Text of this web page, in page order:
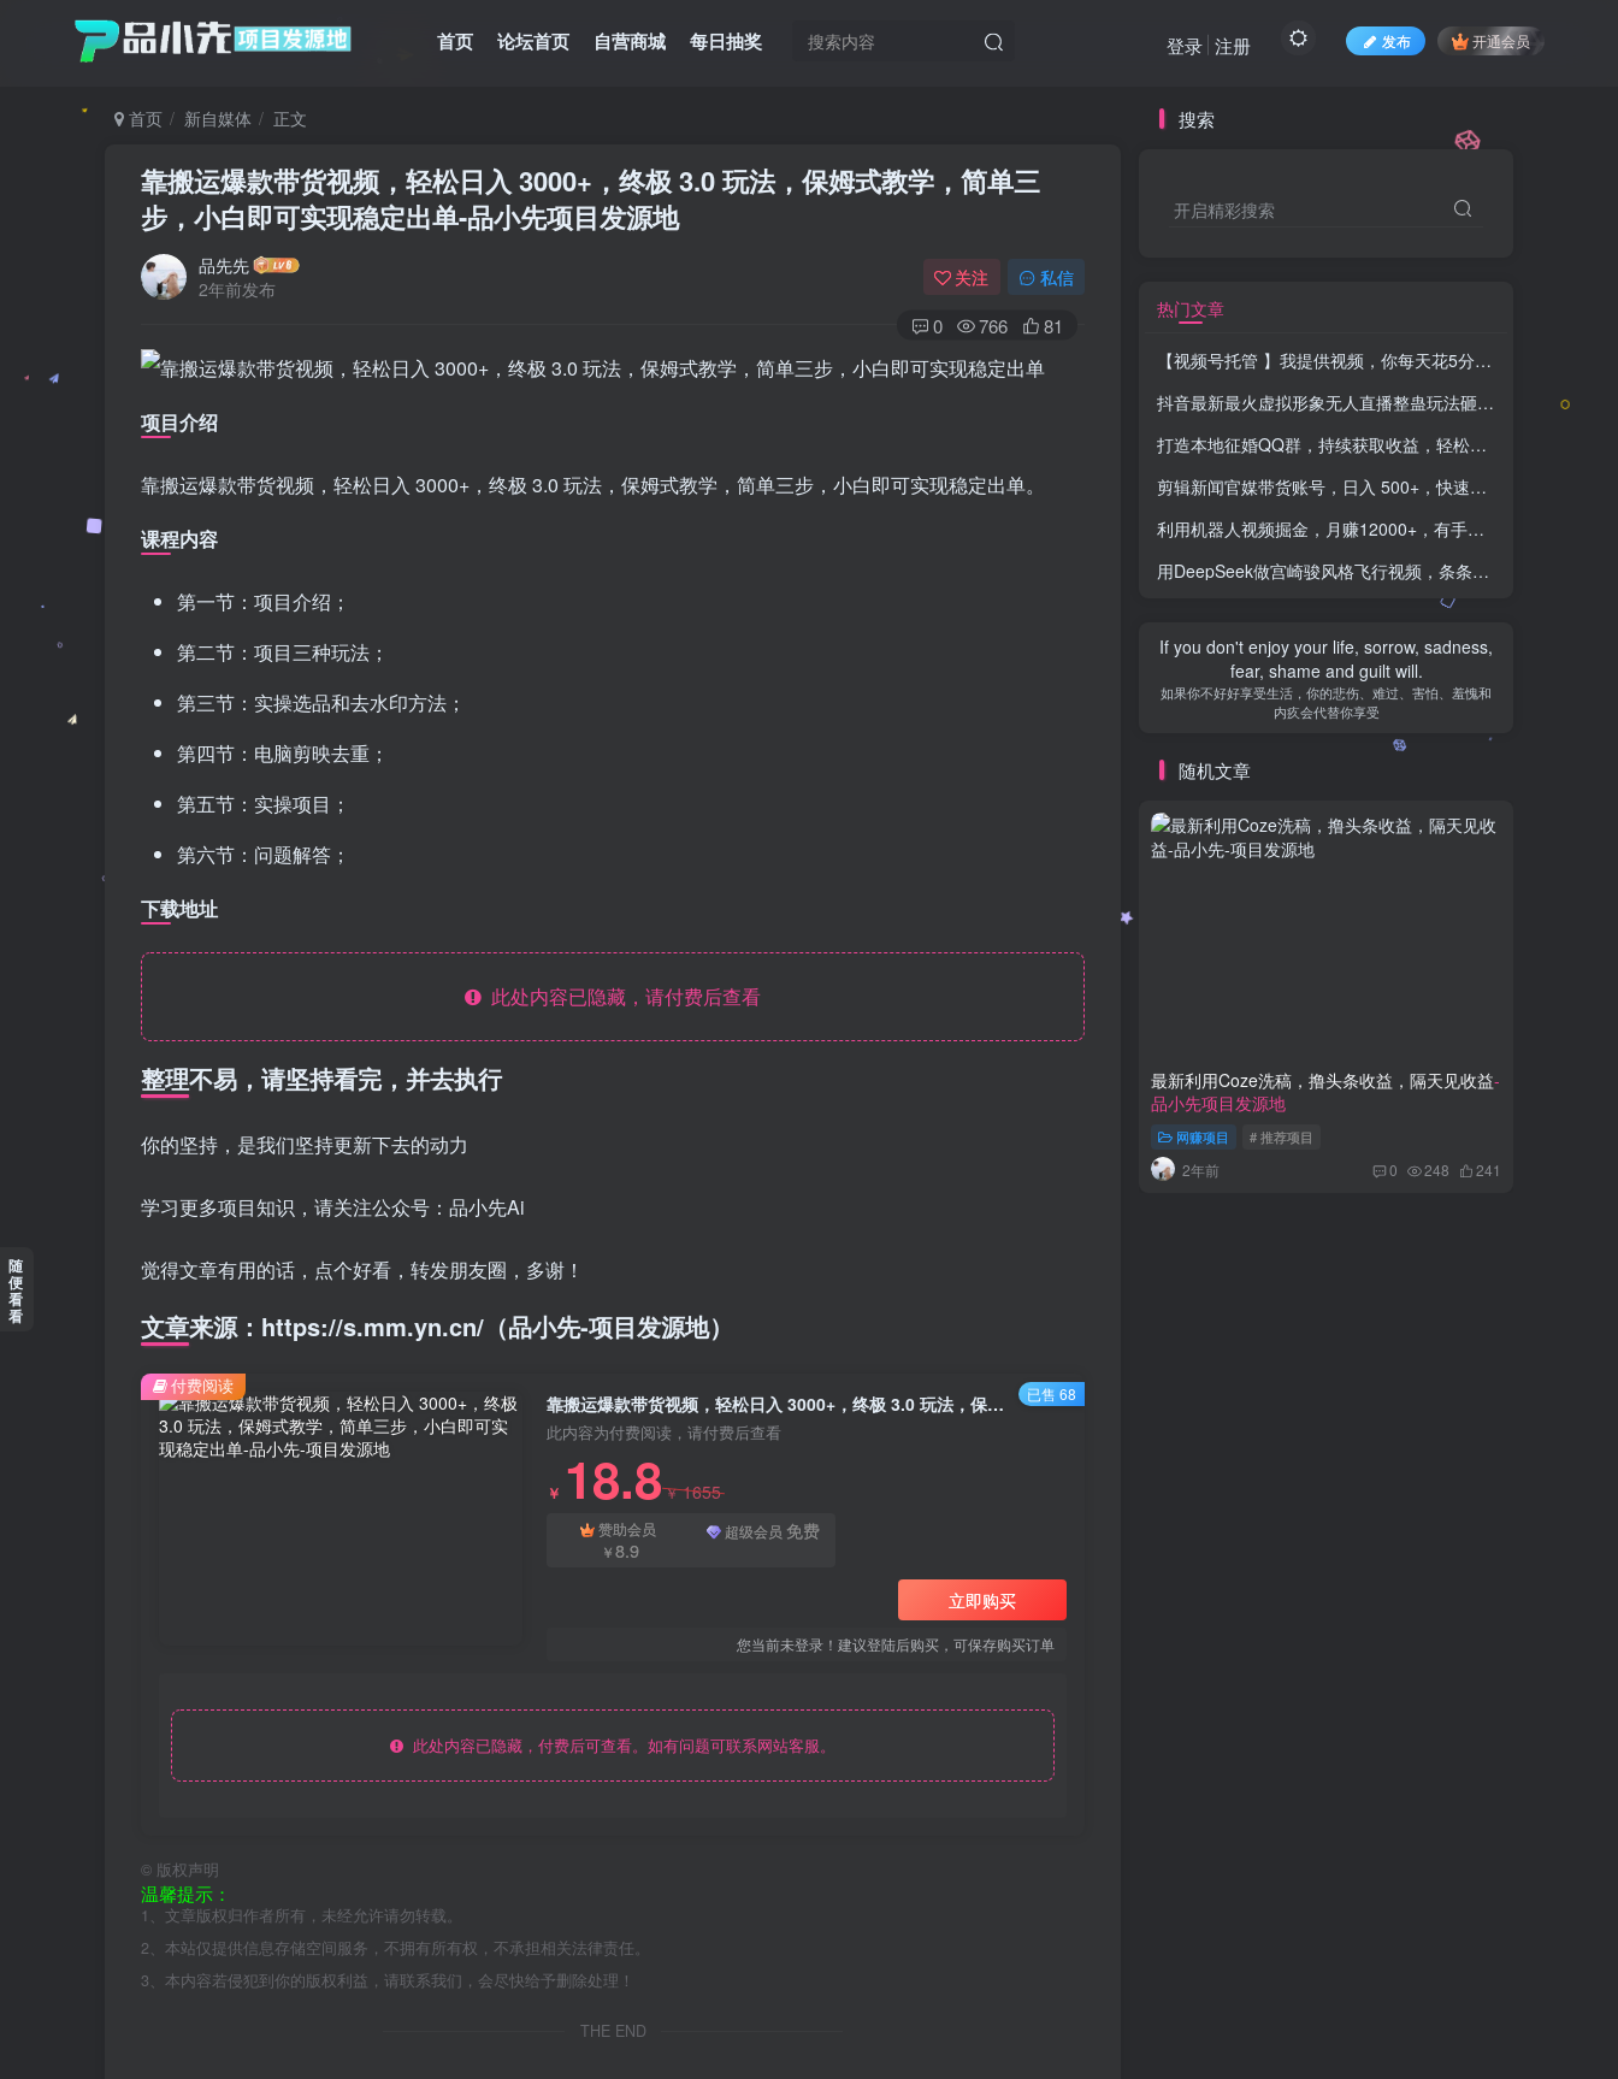
首页 论坛首页 自营商城 每日抽奖 发布 开通会员
登录 注册
首页 新自媒体 正文
靠搬运爆款带货视频，轻松日入 3000+，终极 3.0 玩法，保姆式教学，简单三
步，小白即可实现稳定出单-品小先项目发源地
品先先
2年前发布
关注 私信
0 766 81
项目介绍
靠搬运爆款带货视频，轻松日入 3000+，终极 3.0 玩法，保姆式教学，简单三步，小白即可实现稳定出单。
课程内容
第一节：项目介绍；
第二节：项目三种玩法；
第三节：实操选品和去水印方法；
第四节：电脑剪映去重；
第五节：实操项目；
第六节：问题解答；
下载地址
此处内容已隐藏，请付费后查看
整理不易，请坚持看完，并去执行
你的坚持，是我们坚持更新下去的动力
学习更多项目知识，请关注公众号：品小先Ai
觉得文章有用的话，点个好看，转发朋友圈，多谢！
文章来源：https://s.mm.yn.cn/（品小先-项目发源地）
靠搬运爆款带货视频，轻松日入 3000+，终极 3.0 玩法，保姆式教学，简单三步，小白即可实现稳定出单 - 资源之家
此内容为付费阅读，请付费后查看
￥ 18.8￥1655
赞助会员
￥8.9
超级会员 免费
立即购买
您当前未登录！建议登陆后购买，可保存购买订单
此处内容已隐藏，付费后可查看。如有问题可联系网站客服。
付费阅读 已售 68
© 版权声明
温馨提示：
1、文章版权归作者所有，未经允许请勿转载。
2、本站仅提供信息存储空间服务，不拥有所有权，不承担相关法律责任。
3、本内容若侵犯到你的版权利益，请联系我们，会尽快给予删除处理！
THE END
搜索
开启精彩搜索
热门文章
【视频号托管 】我提供视频，你每天花5分钟发布，最高躺赚2W+
抖音最新最火虚拟形象无人直播整蛊玩法砸礼物教程（视频开播教程+全套工具软件）
打造本地征婚QQ群，持续获取收益，轻松摆脱上班压力
剪辑新闻官媒带货账号，日入 500+，快速爆单法，保姆级教学
利用机器人视频掘金，月赚12000+，有手就会落地保姆级教程
用DeepSeek做宫崎骏风格飞行视频，条条作品都是爆款，单日变现1000+
If you don't enjoy your life, sorrow, sadness,
fear, shame and guilt will.
如果你不好好享受生活，你的悲伤、难过、害怕、羞愧和
内疚会代替你享受
随机文章
最新利用Coze洗稿，撸头条收益，隔天见收益-
品小先项目发源地
网赚项目 # 推荐项目
2年前 0 248 241
随
便
看
看